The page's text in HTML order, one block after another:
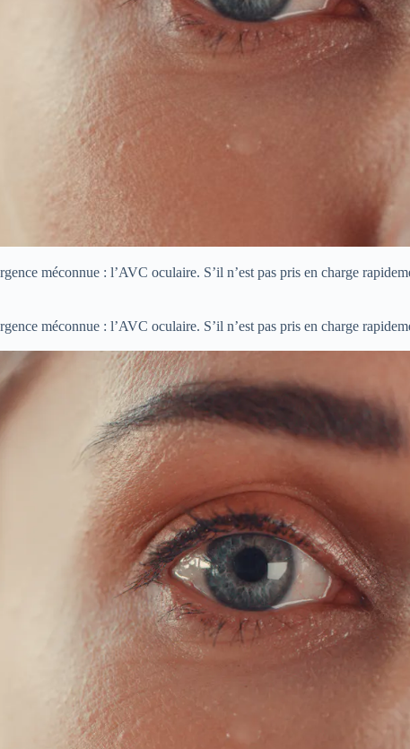
méconnue : l’AVC oculaire. S’il n’est pas pris en charge
méconnue : l’AVC oculaire. S’il n’est pas pris en charge